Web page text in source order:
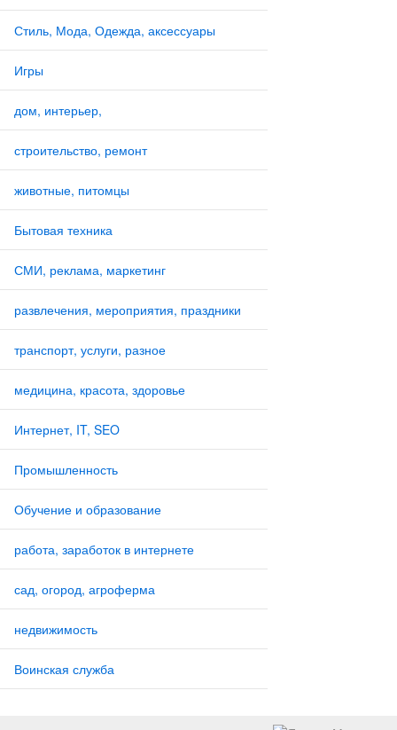
Стиль, Мода, Одежда, аксессуары
Игры
дом, интерьер,
строительство, ремонт
животные, питомцы
Бытовая техника
СМИ, реклама, маркетинг
развлечения, мероприятия, праздники
транспорт, услуги, разное
медицина, красота, здоровье
Интернет, IT, SEO
Промышленность
Обучение и образование
работа, заработок в интернете
сад, огород, агроферма
недвижимость
Воинская служба